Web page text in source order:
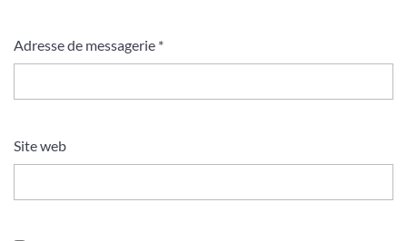
Adresse de messagerie *
Site web